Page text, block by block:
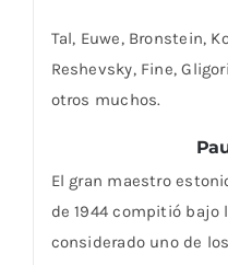
Tal, Euwe, Bronstein,
Reshevsky, Fine,
otros muchos.
El gran maestro
de 1944 compitió bajo
considerado uno de